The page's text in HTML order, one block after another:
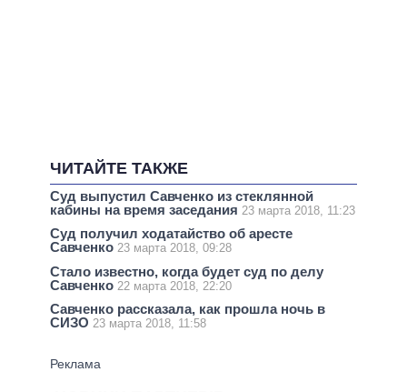
ЧИТАЙТЕ ТАКЖЕ
Суд выпустил Савченко из стеклянной
кабины на время заседания 23 марта 2018, 11:23
Суд получил ходатайство об аресте
Савченко 23 марта 2018, 09:28
Стало известно, когда будет суд по делу
Савченко 22 марта 2018, 22:20
Савченко рассказала, как прошла ночь в
СИЗО 23 марта 2018, 11:58